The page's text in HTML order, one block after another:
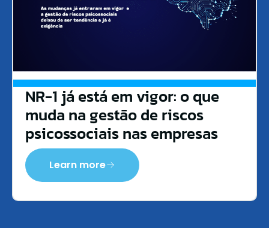
NR-1 já está em vigor: o que
muda na gestão de riscos
psicossociais nas empresas
Learn more